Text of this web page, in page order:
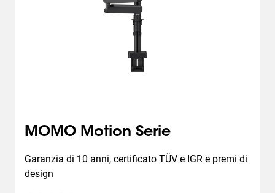
MOMO Motion Serie
Garanzia di 10 anni, certificato TÜV e IGR e premi di
design